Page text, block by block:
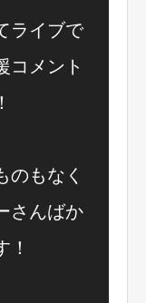
ライブで
コメント
のもなく
さんばか
！